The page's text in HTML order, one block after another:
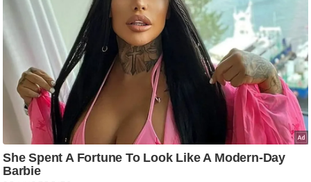
स
मी
क्षा
B
e
a